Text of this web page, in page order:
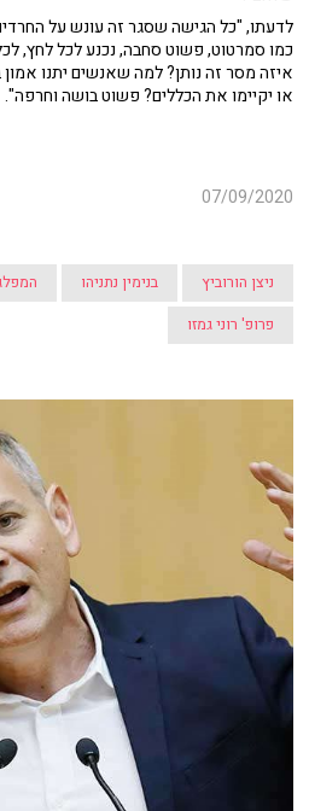
לדעתו, "כל הגישה שסגר זה עונש על
כמו סמרטוט, פשוט סחבה, נכנע לכל לחץ,
איזה מסר זה נותן? למה שאנשים יתנו
או יקיימו את הכללים? פשוט בושה וחרפה".
07/09/2020
ניצן הורוביץ בנימין נתניהו
פרופ' רוני גמזו